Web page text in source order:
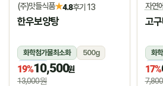
(주)맛들식품★4.8후기 13
한우보양탕
화학첨가물최소화
500g
냉동
19%10,500원
13,000원
자연
고
화
17%